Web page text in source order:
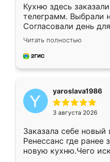
Кухню здесь
телеграмм. Выбрали
Согласовали день
недели кухня была
довольны работой.
мебель за
Читать полностью
yaroslava1986
3 августа 2026
Заказала себе
Ренессанс где ранее
новую кухню.Чего